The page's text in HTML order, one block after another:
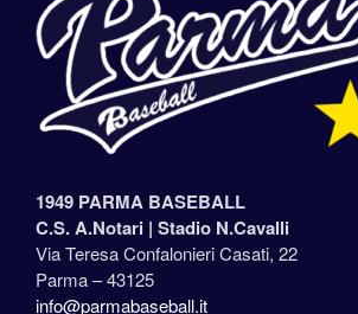
1949 PARMA BASEBALL
C.S. A.Notari | Stadio N.Cavalli
Via Teresa Confalonieri Casati, 22
Parma – 43125
info@parmabaseball.it